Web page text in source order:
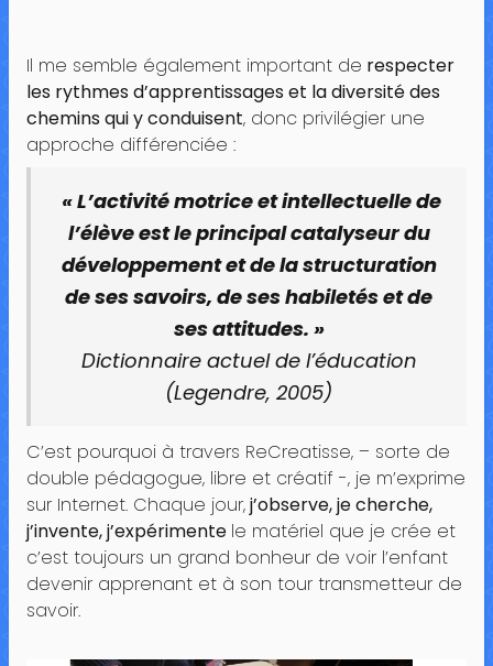
Il me semble également important de respecter
les rythmes d’apprentissages et la diversité des
chemins qui y conduisent, donc privilégier une
approche différenciée :
«L’activité motrice et intellectuelle de
l’élève est le principal catalyseur du
développement et de la structuration
de ses savoirs, de ses habiletés et de
ses attitudes. »
Dictionnaire actuel de l’éducation
(Legendre, 2005)
C’est pourquoi à travers ReCreatisse, – sorte de
double pédagogue, libre et créatif -, je m’exprime
sur Internet. Chaque jour,j’observe, je cherche,
j’invente, j’expérimente le matériel que je crée et
c’est toujours un grand bonheur de voir l’enfant
devenir apprenant et à son tour transmetteur de
savoir.